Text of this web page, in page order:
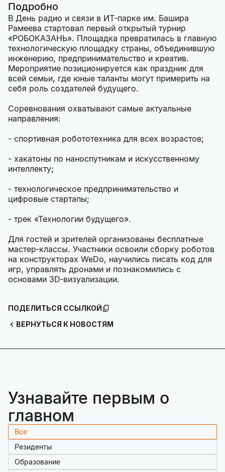
Подробно
В День радио и связи в ИТ‑парке им. Башира
Рамеева стартовал первый открытый турнир
«РОБОКАЗАНЬ». Площадка превратилась в главную
технологическую площадку страны, объединившую
инженерию, предпринимательство и креатив.
Мероприятие позиционируется как праздник для
всей семьи, где юные таланты могут примерить на
себя роль создателей будущего.
Соревнования охватывают самые актуальные
направления:
- спортивная робототехника для всех возрастов;
- хакатоны по наноспутникам и искусственному
интеллекту;
- технологическое предпринимательство и
цифровые стартапы;
- трек «Технологии будущего».
Для гостей и зрителей организованы бесплатные
мастер‑классы. Участники освоили сборку роботов
на конструкторах WeDo, научились писать код для
игр, управлять дронами и познакомились с
основами 3D‑визуализации.
ВЕРНУТЬСЯ К НОВОСТЯМ
ПОДЕЛИТЬСЯ ССЫЛКОЙ
Узнавайте первым о
главном
Все
Резиденты
Образование